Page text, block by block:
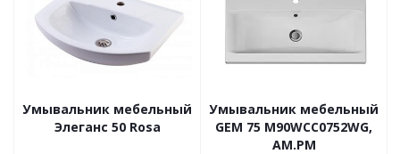
Умывальник мебельный
Элеганс 50 Rosa
Умывальник мебельный
GEM 75 M90WCC0752WG,
AM.PM